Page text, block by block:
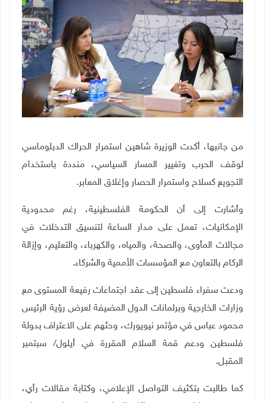
من جانبها، أكدت الوزيرة شاهين استمرار الحراك الدبلوماسي
لوقف الحرب وتغيير المسار السياسي، منددة باستخدام
التجويع كسلاح واستمرار الحصار وإغلاق المعابر.
وأشارت إلى أن الحكومة الفلسطينية، رغم محدودية
الإمكانيات، تعمل على مدار الساعة لتنسيق التدخلات في
مجالات المأوى، والصحة، والمياه، والكهرباء، والتعليم، وإزالة
الركام بالتعاون مع المؤسسات الأممية والشركاء.
ودعت سفراء فلسطين إلى عقد اجتماعات رفيعة المستوى مع
وزارات الخارجية وبرلمانات الدول المضيفة لعرض رؤية الرئيس
محمود عباس في مؤتمر نيويورك، وحثهم على الاعتراف بدولة
فلسطين ودعم قمة السلام المقررة في أيلول/ سبتمبر
المقبل.
كما طالبت بتكثيف التواصل الإعلامي، وكتابة مقالات رأي،